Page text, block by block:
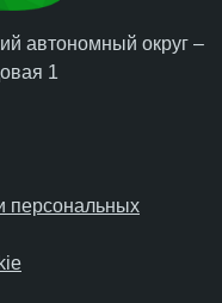
автономный округ –
1
персональных